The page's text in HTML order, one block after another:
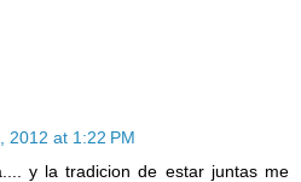
2012 at 1:22 PM
y la tradicion de estar juntas me